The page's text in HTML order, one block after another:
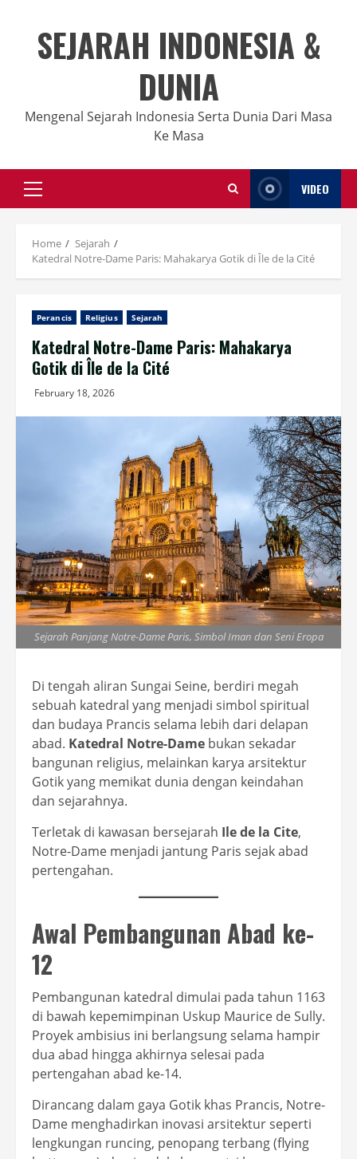
contentSEJARAH INDONESIA &
DUNIA
Mengenal Sejarah Indonesia Serta Dunia Dari Masa
Ke Masa
Primary
Menu
VIDEO
Home
Sejarah
Katedral Notre-Dame Paris: Mahakarya Gotik di Île de la Cité
Perancis Religius Sejarah
Katedral Notre-Dame Paris: Mahakarya
Gotik di Île de la Cité
February 18, 2026
Sejarah Panjang Notre-Dame Paris, Simbol Iman dan Seni Eropa
Di tengah aliran Sungai Seine, berdiri megah
sebuah katedral yang menjadi simbol spiritual
dan budaya Prancis selama lebih dari delapan
abad. Katedral Notre-Dame bukan sekadar
bangunan religius, melainkan karya arsitektur
Gotik yang memikat dunia dengan keindahan
dan sejarahnya.
Terletak di kawasan bersejarah Ile de la Cite,
Notre-Dame menjadi jantung Paris sejak abad
pertengahan.
Awal Pembangunan Abad ke-
12
Pembangunan katedral dimulai pada tahun 1163
di bawah kepemimpinan Uskup Maurice de Sully.
Proyek ambisius ini berlangsung selama hampir
dua abad hingga akhirnya selesai pada
pertengahan abad ke-14.
Dirancang dalam gaya Gotik khas Prancis, Notre-
Dame menghadirkan inovasi arsitektur seperti
lengkungan runcing, penopang terbang (flying